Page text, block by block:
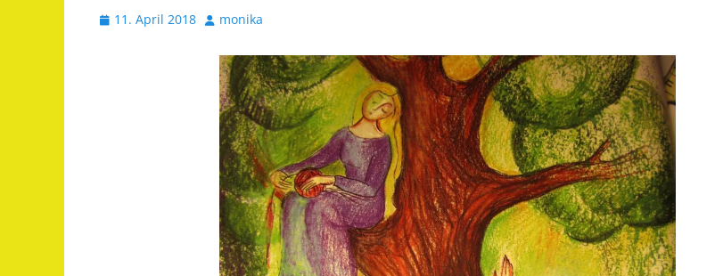
Veröffentlicht
11. April 2018 Autormonika